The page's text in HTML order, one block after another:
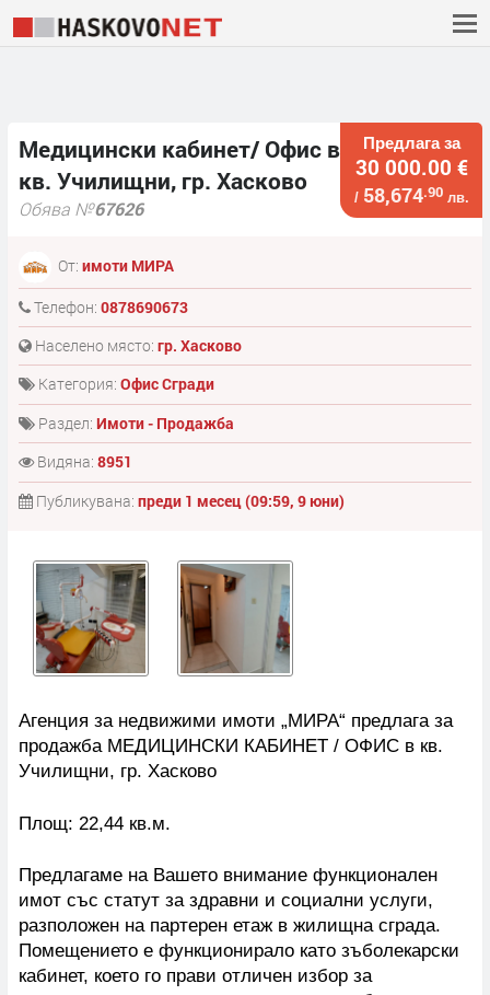
Предлага за
30 000.00 €
/ 58,674.90лв.
Медицински кабинет/ Офис в
кв. Училищни, гр. Хасково
Обява №67626
От: имоти МИРА
Телефон: 0878690673
Населено място: гр. Хасково
Категория: Офис Сгради
Раздел: Имоти - Продажба
Видяна: 8951
Публикувана: преди 1 месец (09:59, 9 юни)
Агенция за недвижими имоти „МИРА“ предлага за
продажба МЕДИЦИНСКИ КАБИНЕТ / ОФИС в кв.
Училищни, гр. Хасково
Площ: 22,44 кв.м.
Предлагаме на Вашето внимание функционален
имот със статут за здравни и социални услуги,
разположен на партерен етаж в жилищна сграда.
Помещението е функционирало като зъболекарски
кабинет, което го прави отличен избор за